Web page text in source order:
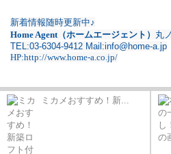
新着情報随時更新中♪
Home Agent （ホームエージェント） 丸
TEL:03-6304-9412 Mail:info@home-a.jp
HP:http://www.home-a.co.jp/
ミカメおすすめ！新...